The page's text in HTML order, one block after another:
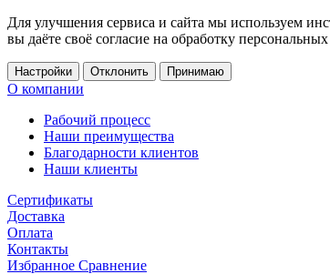
Для улучшения сервиса и сайта мы используем
вы даёте своё согласие на обработку
Настройки Отклонить Принимаю
О компании
Рабочий процесс
Наши преимущества
Благодарности клиентов
Наши клиенты
Сертификаты
Доставка
Оплата
Контакты
Избранное Сравнение